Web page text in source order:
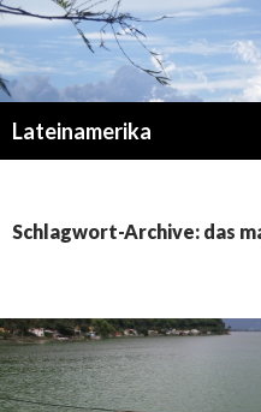
Lateinamerika
Schlagwort-Archive: das